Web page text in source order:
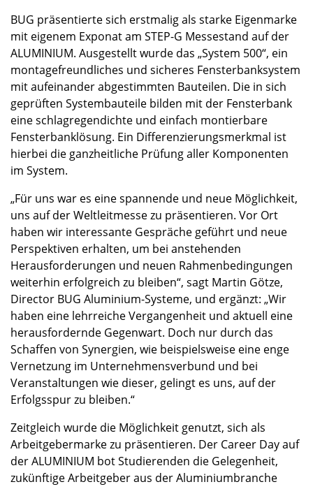
BUG präsentierte sich erstmalig als starke Eigenmarke
mit eigenem Exponat am STEP-G Messestand auf der
ALUMINIUM. Ausgestellt wurde das „System 500“, ein
montagefreundliches und sicheres Fensterbanksystem
mit aufeinander abgestimmten Bauteilen. Die in sich
geprüften Systembauteile bilden mit der Fensterbank
eine schlagregendichte und einfach montierbare
Fensterbanklösung. Ein Differenzierungsmerkmal ist
hierbei die ganzheitliche Prüfung aller Komponenten
im System.
„Für uns war es eine spannende und neue Möglichkeit,
uns auf der Weltleitmesse zu präsentieren. Vor Ort
haben wir interessante Gespräche geführt und neue
Perspektiven erhalten, um bei anstehenden
Herausforderungen und neuen Rahmenbedingungen
weiterhin erfolgreich zu bleiben“, sagt Martin Götze,
Director BUG Aluminium-Systeme, und ergänzt: „Wir
haben eine lehrreiche Vergangenheit und aktuell eine
herausfordernde Gegenwart. Doch nur durch das
Schaffen von Synergien, wie beispielsweise eine enge
Vernetzung im Unternehmensverbund und bei
Veranstaltungen wie dieser, gelingt es uns, auf der
Erfolgsspur zu bleiben.“
Zeitgleich wurde die Möglichkeit genutzt, sich als
Arbeitgebermarke zu präsentieren. Der Career Day auf
der ALUMINIUM bot Studierenden die Gelegenheit,
zukünftige Arbeitgeber aus der Aluminiumbranche